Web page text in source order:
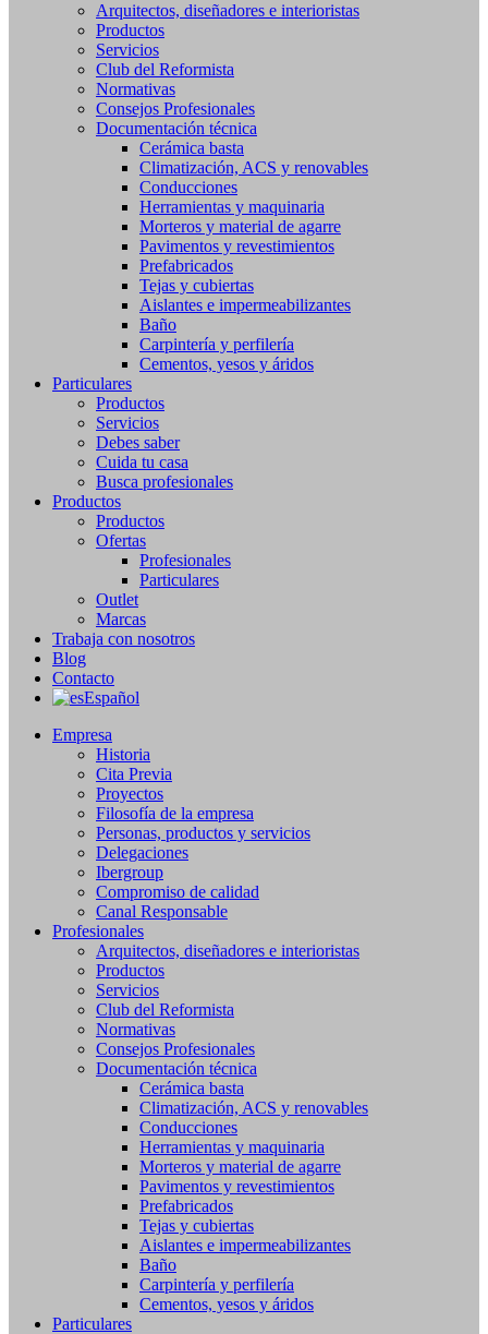
Arquitectos, diseñadores e interioristas
Productos
Servicios
Club del Reformista
Normativas
Consejos Profesionales
Documentación técnica
Cerámica basta
Climatización, ACS y renovables
Conducciones
Herramientas y maquinaria
Morteros y material de agarre
Pavimentos y revestimientos
Prefabricados
Tejas y cubiertas
Aislantes e impermeabilizantes
Baño
Carpintería y perfilería
Cementos, yesos y áridos
Particulares
Productos
Servicios
Debes saber
Cuida tu casa
Busca profesionales
Productos
Productos
Ofertas
Profesionales
Particulares
Outlet
Marcas
Trabaja con nosotros
Blog
Contacto
Español
Empresa
Historia
Cita Previa
Proyectos
Filosofía de la empresa
Personas, productos y servicios
Delegaciones
Ibergroup
Compromiso de calidad
Canal Responsable
Profesionales
Arquitectos, diseñadores e interioristas
Productos
Servicios
Club del Reformista
Normativas
Consejos Profesionales
Documentación técnica
Cerámica basta
Climatización, ACS y renovables
Conducciones
Herramientas y maquinaria
Morteros y material de agarre
Pavimentos y revestimientos
Prefabricados
Tejas y cubiertas
Aislantes e impermeabilizantes
Baño
Carpintería y perfilería
Cementos, yesos y áridos
Particulares